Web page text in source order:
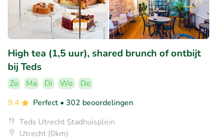
High tea (1,5 uur), shared brunch of ontbijt
bij Teds
Zo Ma Di Wo
Do
9.4
Perfect • 302 beoordelingen
Teds Utrecht Stadhuisplein
Utrecht (0km)